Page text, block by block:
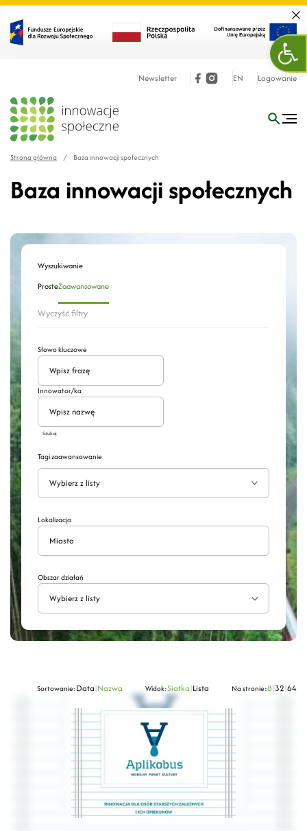
Newsletter EN Logowanie
Strona główna / Baza innowacji społecznych
Baza innowacji społecznych
Wyszukiwanie
ProsteZaawansowane
Wyczyść filtry
Słowo kluczowe
Innowator/ka
Szukaj
Tagi zaawansowanie
Wyszukaj Rozwiń
Lokalizacja
Obszar działań
Wybierz z listy
Sortowanie:Data|Nazwa Widok:Siatka|Lista Na stronie:8|32|64